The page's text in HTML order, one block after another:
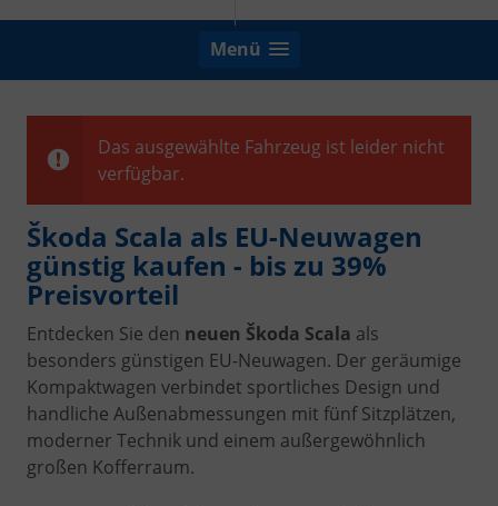
Menü
Das ausgewählte Fahrzeug ist leider nicht
verfügbar.
Škoda Scala als EU-Neuwagen
günstig kaufen - bis zu 39%
Preisvorteil
Entdecken Sie den neuen Škoda Scala als
besonders günstigen EU-Neuwagen. Der geräumige
Kompaktwagen verbindet sportliches Design und
handliche Außenabmessungen mit fünf Sitzplätzen,
moderner Technik und einem außergewöhnlich
großen Kofferraum.